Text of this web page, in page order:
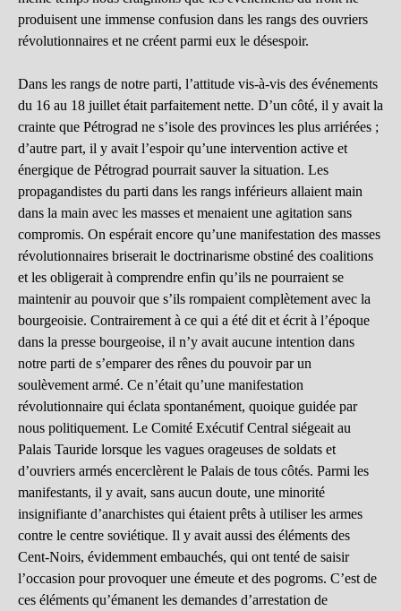
produisent une immense confusion dans les rangs des ouvriers
révolutionnaires et ne créent parmi eux le désespoir.
Dans les rangs de notre parti, l’attitude vis-à-vis des événements
du 16 au 18 juillet était parfaitement nette. D’un côté, il y avait la
crainte que Pétrograd ne s’isole des provinces les plus arriérées ;
d’autre part, il y avait l’espoir qu’une intervention active et
énergique de Pétrograd pourrait sauver la situation. Les
propagandistes du parti dans les rangs inférieurs allaient main
dans la main avec les masses et menaient une agitation sans
compromis. On espérait encore qu’une manifestation des masses
révolutionnaires briserait le doctrinarisme obstiné des coalitions
et les obligerait à comprendre enfin qu’ils ne pourraient se
maintenir au pouvoir que s’ils rompaient complètement avec la
bourgeoisie. Contrairement à ce qui a été dit et écrit à l’époque
dans la presse bourgeoise, il n’y avait aucune intention dans
notre parti de s’emparer des rênes du pouvoir par un
soulèvement armé. Ce n’était qu’une manifestation
révolutionnaire qui éclata spontanément, quoique guidée par
nous politiquement. Le Comité Exécutif Central siégeait au
Palais Tauride lorsque les vagues orageuses de soldats et
d’ouvriers armés encerclèrent le Palais de tous côtés. Parmi les
manifestants, il y avait, sans aucun doute, une minorité
insignifiante d’anarchistes qui étaient prêts à utiliser les armes
contre le centre soviétique. Il y avait aussi des éléments des
Cent-Noirs, évidemment embauchés, qui ont tenté de saisir
l’occasion pour provoquer une émeute et des pogroms. C’est de
ces éléments qu’émanent les demandes d’arrestation de